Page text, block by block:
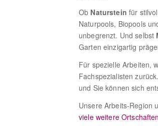
Ob Naturstein für
Naturpools, Biopools
unbegrenzt. Und selbst
Garten einzigartig
Für spezielle Arbeiten,
Fachspezialisten
und Sie können sich
Unsere Arbeits-Region
viele weitere Ortschaften